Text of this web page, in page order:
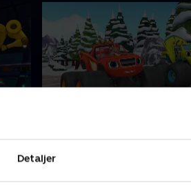
Detaljerræset, må Zeg og Blaze